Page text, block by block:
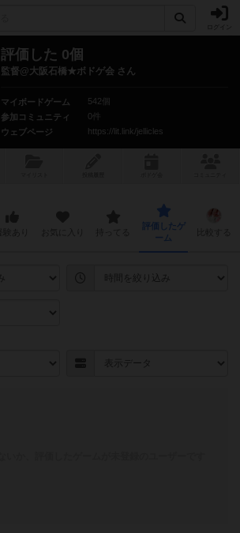
評価した 0個
監督@大阪石橋★ボドゲ会 さん
マイボードゲーム
542個
参加コミュニティ
0件
ウェブページ
https://lit.link/jellicles
評価したゲ
ーム